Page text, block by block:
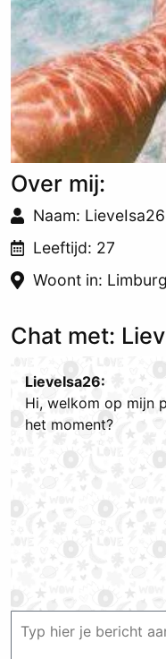
Over mij:
Naam: LieveIsa26
Leeftijd: 27
Woont in: Limburg
Chat met:
LieveIsa26:
Hi, welkom op mijn
het moment?